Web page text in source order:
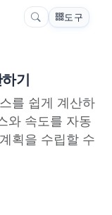
도구
기
를 쉽게 계산하
와 속도를 자동
획을 수립할 수